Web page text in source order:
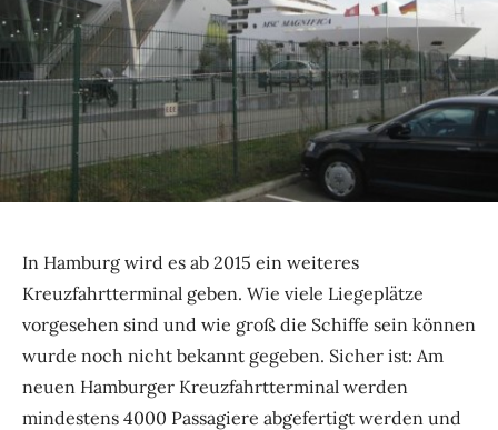
In Hamburg wird es ab 2015 ein weiteres
Kreuzfahrtterminal geben. Wie viele Liegeplätze
vorgesehen sind und wie groß die Schiffe sein können
wurde noch nicht bekannt gegeben. Sicher ist: Am
neuen Hamburger Kreuzfahrtterminal werden
mindestens 4000 Passagiere abgefertigt werden und